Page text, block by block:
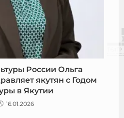
России Ольга
якутян с Годом
в Якутии
16.01.2026